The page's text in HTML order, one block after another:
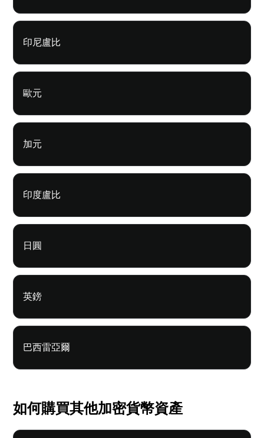
印尼盧比
歐元
加元
印度盧比
日圓
英鎊
巴西雷亞爾
如何購買其他加密貨幣資產